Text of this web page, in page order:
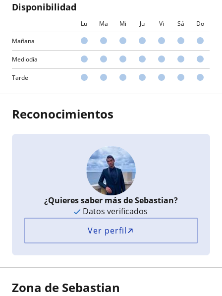
Disponibilidad
Lu Ma Mi Ju Vi Sá Do
Mañana
Mediodía
Tarde
Reconocimientos
¿Quieres saber más de Sebastian?
Datos verificados
Ver perfil
Zona de Sebastian